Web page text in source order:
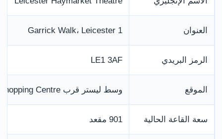
العنوان 1 Garrick Walk، Leicester
الرمز البريدي LE1 3AF
الموقع وسط ليستر قرب Haymarket Shopping Centre ومحطة الحافلات
سعة القاعة الحالية 901 مقعد